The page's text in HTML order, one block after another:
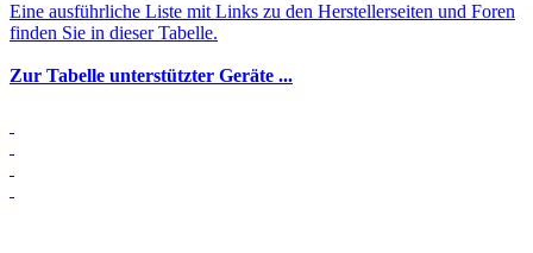
Eine ausführliche Liste mit Links zu den Herstellerseiten und Foren
finden Sie in dieser Tabelle.
Zur Tabelle unterstützter Geräte ...